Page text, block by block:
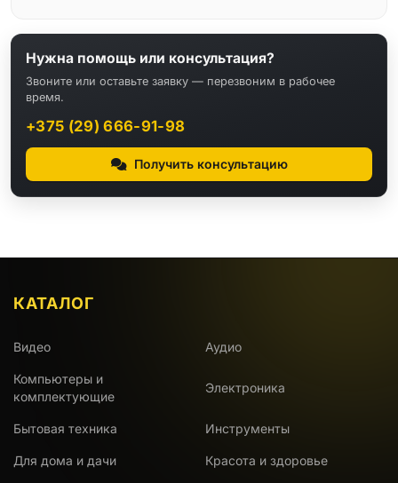
Нужна помощь или консультация?
Звоните или оставьте заявку — перезвоним в рабочее
время.
+375 (29) 666-91-98
Получить консультацию
КАТАЛОГ
Видео Аудио
Компьютеры и
комплектующие
Электроника
Бытовая техника Инструменты
Для дома и дачи Красота и здоровье